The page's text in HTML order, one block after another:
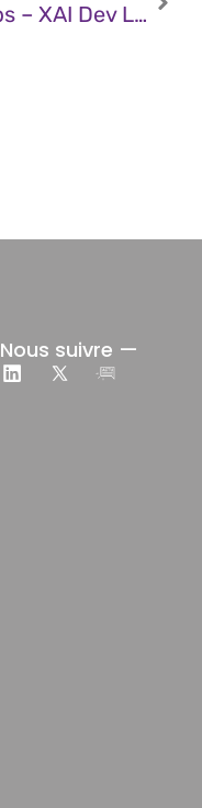
Krebs – XAI Dev Leaks API Key For Private SpaceX, Tesla LLMs
Nous suivre —